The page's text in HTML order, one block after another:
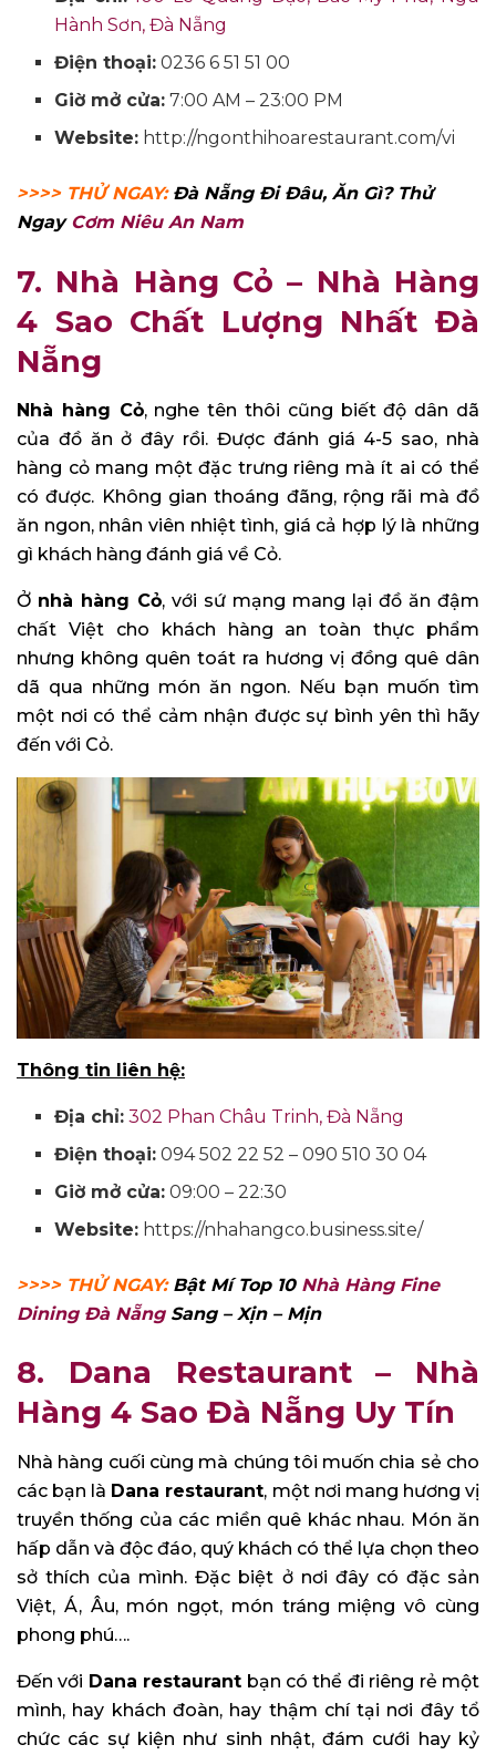
Hành Sơn, Đà Nẵng
Điện thoại: 0236 6 51 51 00
Giờ mở cửa: 7:00 AM – 23:00 PM
Website: http://ngonthihoarestaurant.com/vi
>>>> THỬ NGAY: Đà Nẵng Đi Đâu, Ăn Gì? Thử
Ngay Cơm Niêu An Nam
7. Nhà Hàng Cỏ – Nhà Hàng
4 Sao Chất Lượng Nhất Đà
Nẵng
Nhà hàng Cỏ, nghe tên thôi cũng biết độ dân dã
của đồ ăn ở đây rồi. Được đánh giá 4-5 sao, nhà
hàng cỏ mang một đặc trưng riêng mà ít ai có thể
có được. Không gian thoáng đãng, rộng rãi mà đồ
ăn ngon, nhân viên nhiệt tình, giá cả hợp lý là những
gì khách hàng đánh giá về Cỏ.
Ở nhà hàng Cỏ, với sứ mạng mang lại đồ ăn đậm
chất Việt cho khách hàng an toàn thực phẩm
nhưng không quên toát ra hương vị đồng quê dân
dã qua những món ăn ngon. Nếu bạn muốn tìm
một nơi có thể cảm nhận được sự bình yên thì hãy
đến với Cỏ.
Thông tin liên hệ:
Địa chỉ: 302 Phan Châu Trinh, Đà Nẵng
Điện thoại: 094 502 22 52 – 090 510 30 04
Giờ mở cửa: 09:00 – 22:30
Website: https://nhahangco.business.site/
>>>> THỬ NGAY: Bật Mí Top 10 Nhà Hàng Fine
Dining Đà Nẵng Sang – Xịn – Mịn
8. Dana Restaurant – Nhà
Hàng 4 Sao Đà Nẵng Uy Tín
Nhà hàng cuối cùng mà chúng tôi muốn chia sẻ cho
các bạn là Dana restaurant, một nơi mang hương vị
truyền thống của các miền quê khác nhau. Món ăn
hấp dẫn và độc đáo, quý khách có thể lựa chọn theo
sở thích của mình. Đặc biệt ở nơi đây có đặc sản
Việt, Á, Âu, món ngọt, món tráng miệng vô cùng
phong phú….
Đến với Dana restaurant bạn có thể đi riêng rẻ một
mình, hay khách đoàn, hay thậm chí tại nơi đây tổ
chức các sự kiện như sinh nhật, đám cưới hay kỷ